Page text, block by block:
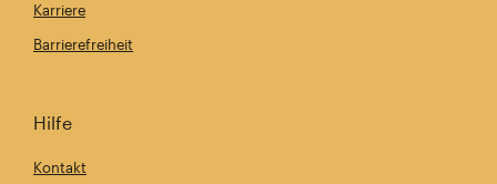
Karriere
Barrierefreiheit
Hilfe
Kontakt